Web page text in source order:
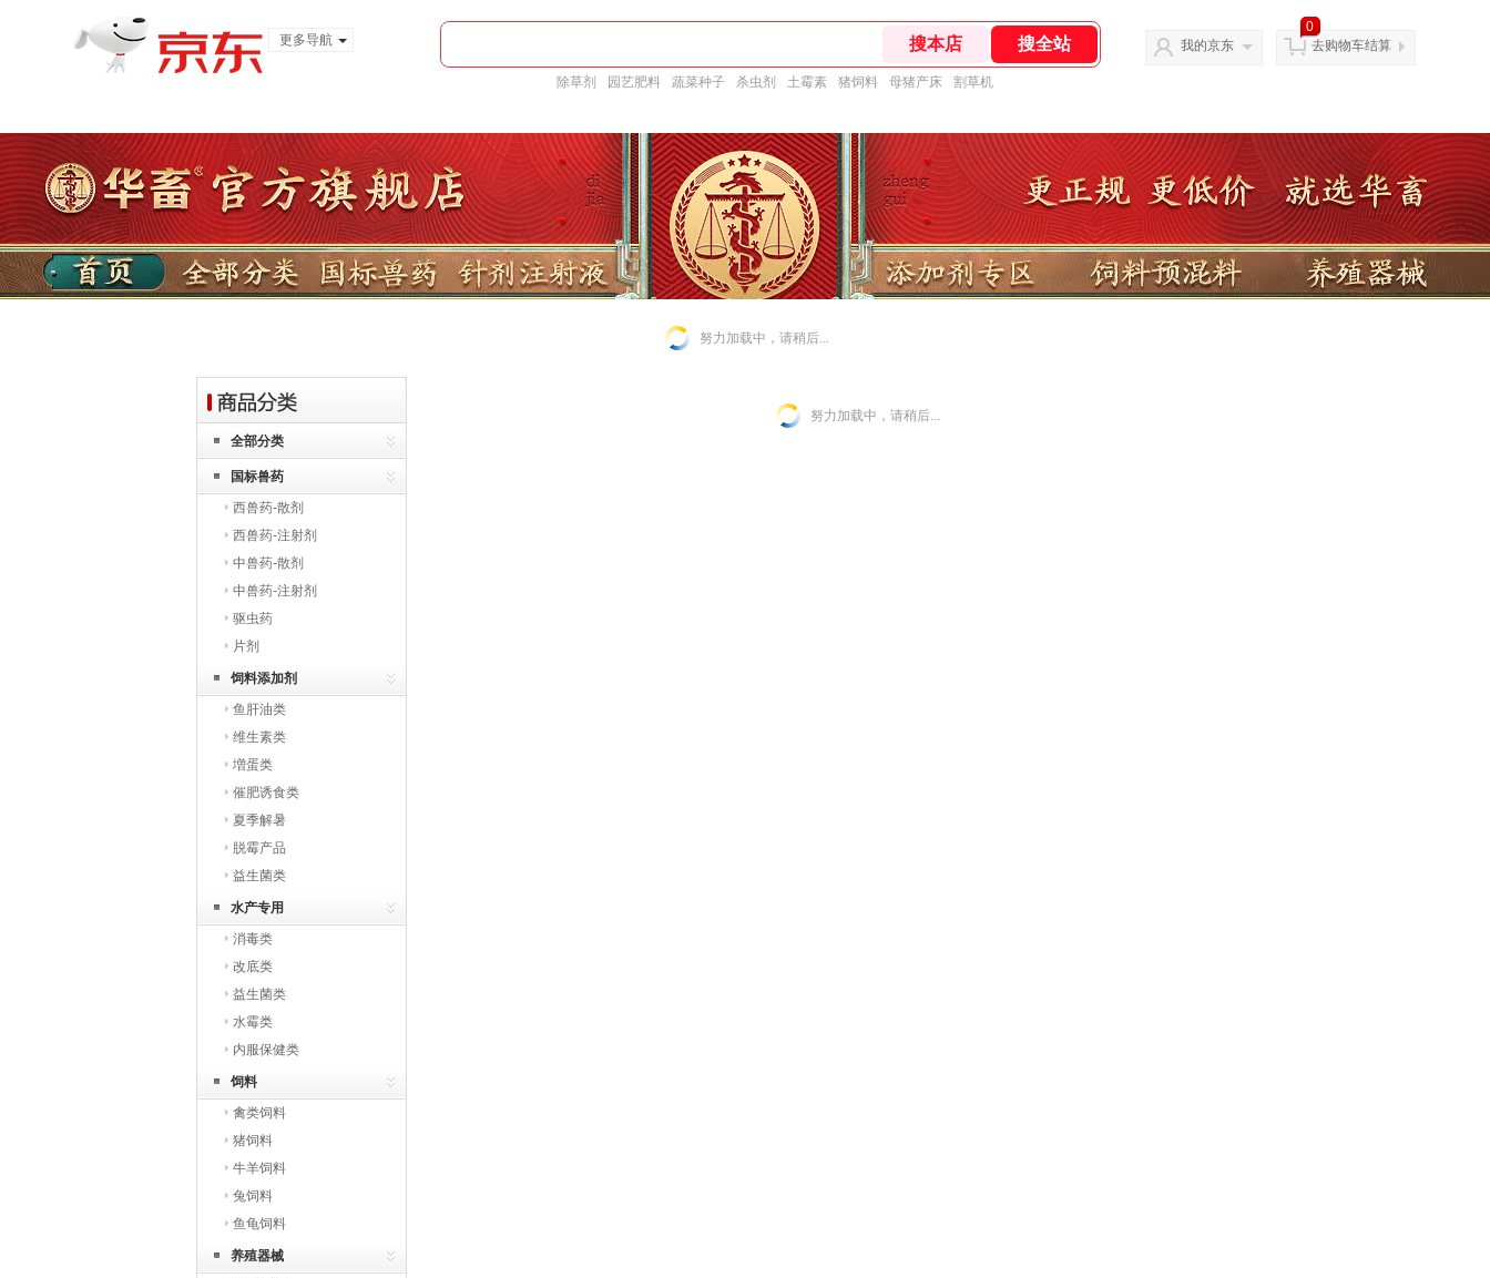
更多导航
除草剂 园艺肥料 蔬菜种子 杀虫剂 土霉素 猪饲料 母猪产床 割草机
我的京东
0
去购物车结算
努力加载中，请稍后...
全部分类
国标兽药
西兽药-散剂
西兽药-注射剂
中兽药-散剂
中兽药-注射剂
驱虫药
片剂
饲料添加剂
鱼肝油类
维生素类
増蛋类
催肥诱食类
夏季解暑
脱霉产品
益生菌类
水产专用
消毒类
改底类
益生菌类
水霉类
内服保健类
饲料
禽类饲料
猪饲料
牛羊饲料
兔饲料
鱼龟饲料
养殖器械
努力加载中，请稍后...